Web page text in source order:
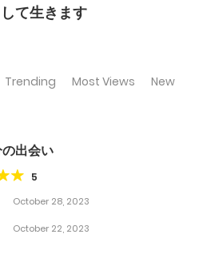
て生きます
Trending Most Views New
出会い
5
October 28, 2023
October 22, 2023